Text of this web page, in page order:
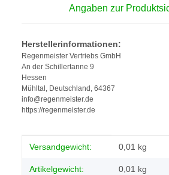
Angaben zur
Herstellerinformationen:
Regenmeister Vertriebs GmbH
An der Schillertanne 9
Hessen
Mühltal, Deutschland, 64367
info@regenmeister.de
https://regenmeister.de
Produkteigenschaft
Wert
Versandgewicht: 0,01 kg
Artikelgewicht: 0,01 kg